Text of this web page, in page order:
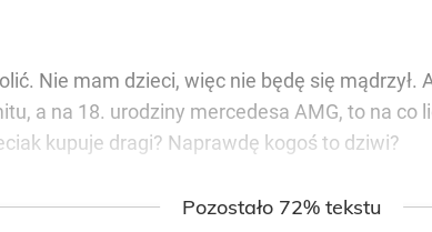
Nie mam dzieci, więc nie będę się
a na 18. urodziny mercedesa AMG, to na
kupuje dragi? Naprawdę kogoś to dziwi?
Pozostało 72% tekstu